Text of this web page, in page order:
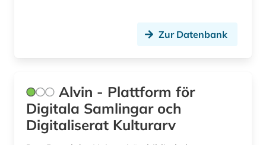
generative ki (1)
geografie (4)
geographie (2)
Zur Datenbank
Alvin - Plattform för
Digitala Samlingar och
Digitaliserat Kulturarv